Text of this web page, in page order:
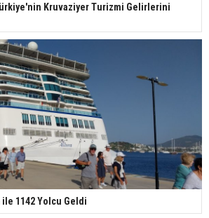
Kruvaziyer Turizmi Gelirlerini
ile 1142 Yolcu Geldi